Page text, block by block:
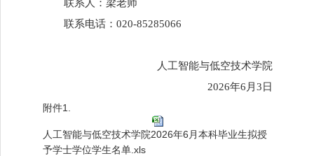
联系人： 梁老师
联系电话： 020-85285066
人工智能与低空技术学院
2026年6 月 3 日
附件1.
人工智能与低空技术学院2026年6月本科毕业生拟授
予学士学位学生名单.xls